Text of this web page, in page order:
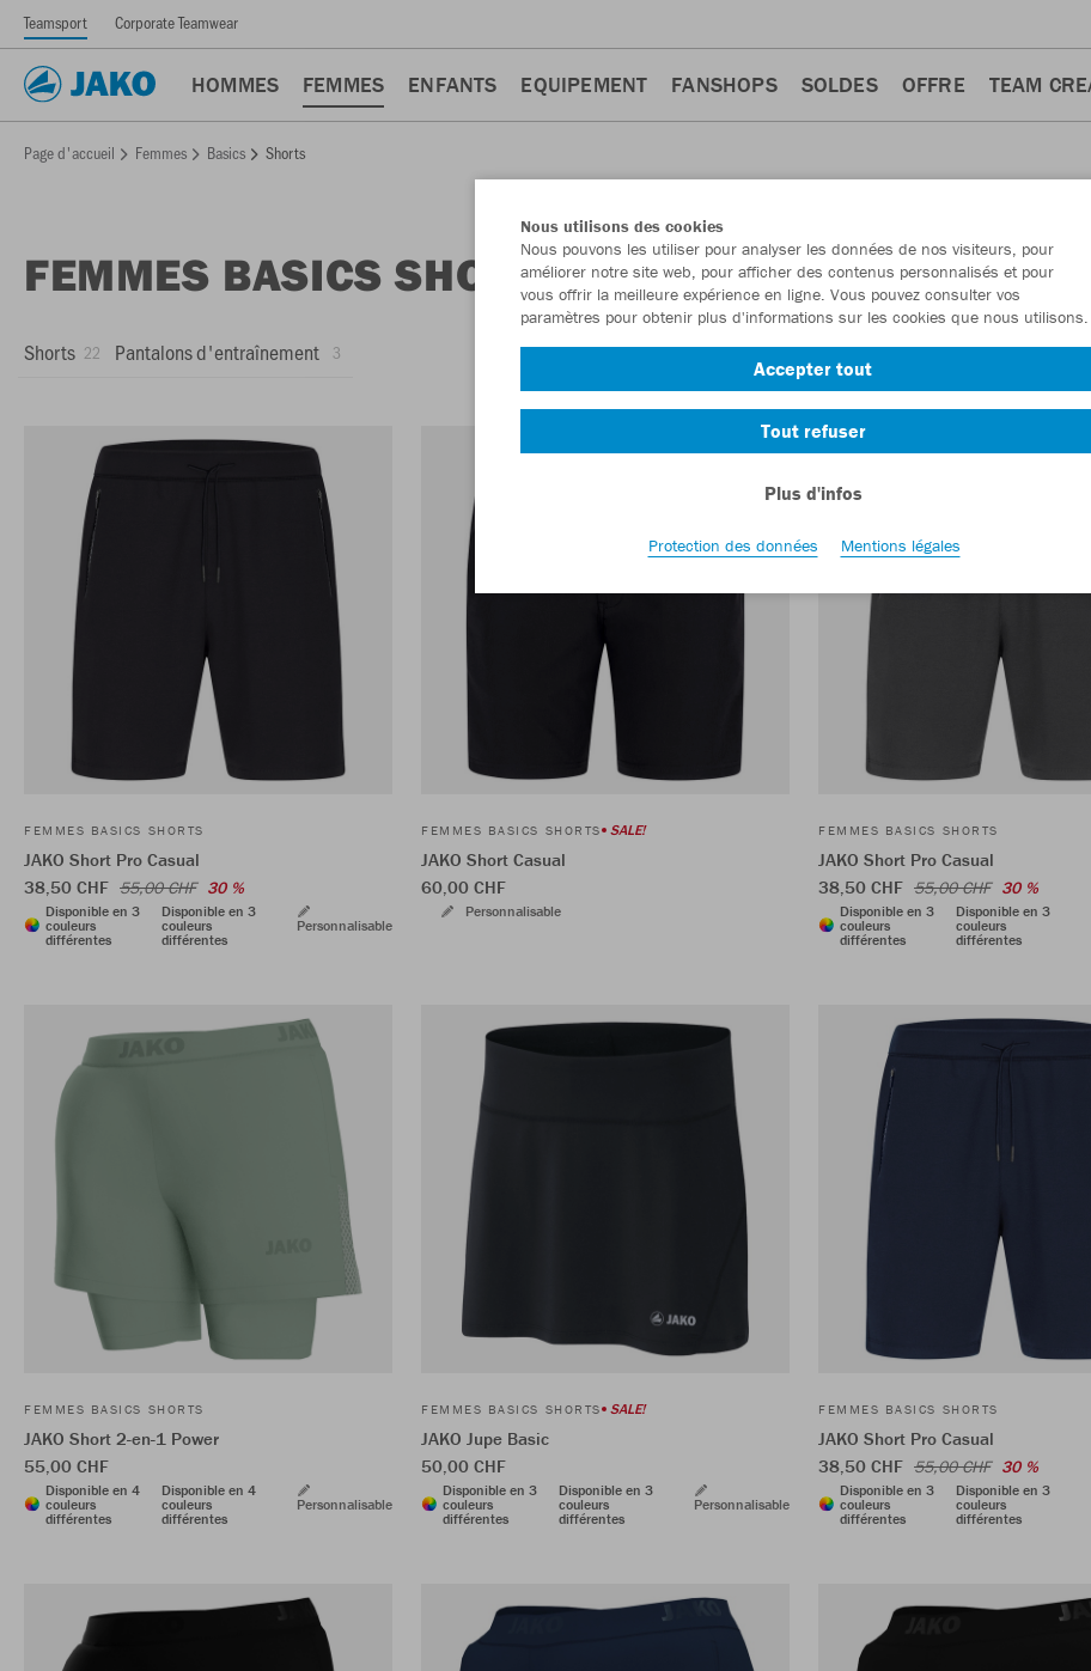
Teamsport Corporate Teamwear
HOMMES FEMMES ENFANTS EQUIPEMENT FANSHOPS SOLDES OFFRE TEAM
Page d'accueil Femmes Basics Shorts
FEMMES BASICS SHORTS
Shorts 22 Pantalons d'entraînement 3
FEMMES BASICS SHORTS
JAKO Short Pro Casual
38,50 CHF 55,00 CHF 30 %
Disponible en 3
couleurs
différentes
Disponible en 3
couleurs
différentes
Personnalisable
FEMMES BASICS SHORTS SALE!
JAKO Short Casual
60,00 CHF
Personnalisable
FEMMES BASICS SHORTS
JAKO Short Pro Casual
38,50 CHF 55,00 CHF 30 %
Disponible en 3
couleurs
différentes
Disponible en 3
couleurs
différentes
FEMMES BASICS SHORTS
JAKO Short 2-en-1 Power
55,00 CHF
Disponible en 4
couleurs
différentes
Disponible en 4
couleurs
différentes
Personnalisable
FEMMES BASICS SHORTS SALE!
JAKO Jupe Basic
50,00 CHF
Disponible en 3
couleurs
différentes
Disponible en 3
couleurs
différentes
Personnalisable
FEMMES BASICS SHORTS
JAKO Short Pro Casual
38,50 CHF 55,00 CHF 30 %
Disponible en 3
couleurs
différentes
Disponible en 3
couleurs
différentes
Nous utilisons des cookies
Nous pouvons les utiliser pour analyser les données de nos visiteurs, pour
améliorer notre site web, pour afficher des contenus personnalisés et pour
vous offrir la meilleure expérience en ligne. Vous pouvez consulter vos
paramètres pour obtenir plus d'informations sur les cookies que nous utilisons.
Accepter tout
Tout refuser
Plus d'infos
Protection des données Mentions légales